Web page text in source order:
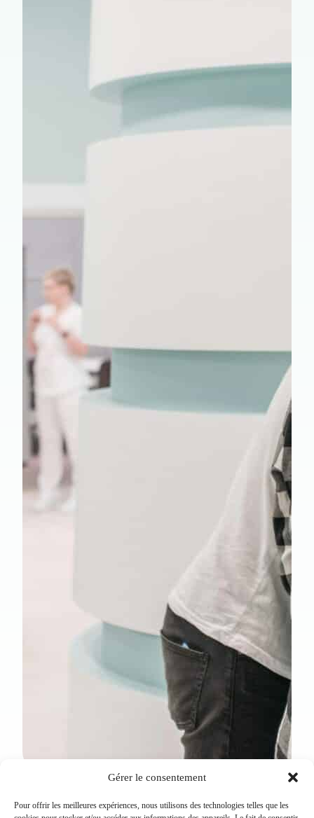
Gérer le consentement
Pour offrir les meilleures expériences, nous utilisons des technologies telles que les